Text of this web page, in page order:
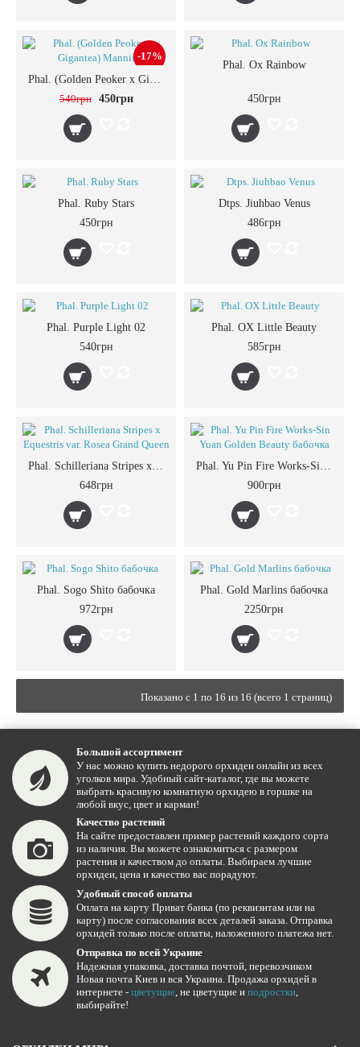
-17%
Phal. (Golden Peoker x Gigantea) Mannii
540грн
450грн
Phal. Ox Rainbow
450грн
Phal. Ruby Stars
450грн
Dtps. Jiuhbao Venus
486грн
Phal. Purple Light 02
540грн
Phal. OX Little Beauty
585грн
Phal. Schilleriana Stripes x Equestris var. Rosea Grand Queen
648грн
Phal. Yu Pin Fire Works-Sin Yuan Golden Beauty бабочка
900грн
Phal. Sogo Shito бабочка
972грн
Phal. Gold Marlins бабочка
2250грн
Показано с 1 по 16 из 16 (всего 1 страниц)
Большой ассортимент
У нас можно купить недорого орхидеи онлайн из всех
уголков мира. Удобный сайт-каталог, где вы можете
выбрать красивую комнатную орхидею в горшке на
любой вкус, цвет и карман!
Качество растений
На сайте предоставлен пример растений каждого сорта
из наличия. Вы можете ознакомиться с размером
растения и качеством до оплаты. Выбираем лучшие
орхидеи, цена и качество вас порадуют.
Удобный способ оплаты
Оплата на карту Приват банка (по реквизитам или на
карту) после согласования всех деталей заказа. Отправка
орхидей только после оплаты, наложенного платежа нет.
Отправка по всей Украине
Надежная упаковка, доставка почтой, перевозчиком
Новая почта Киев и вся Украина. Продажа орхидей в
интернете - цветущие, не цветущие и подростки,
выбирайте!